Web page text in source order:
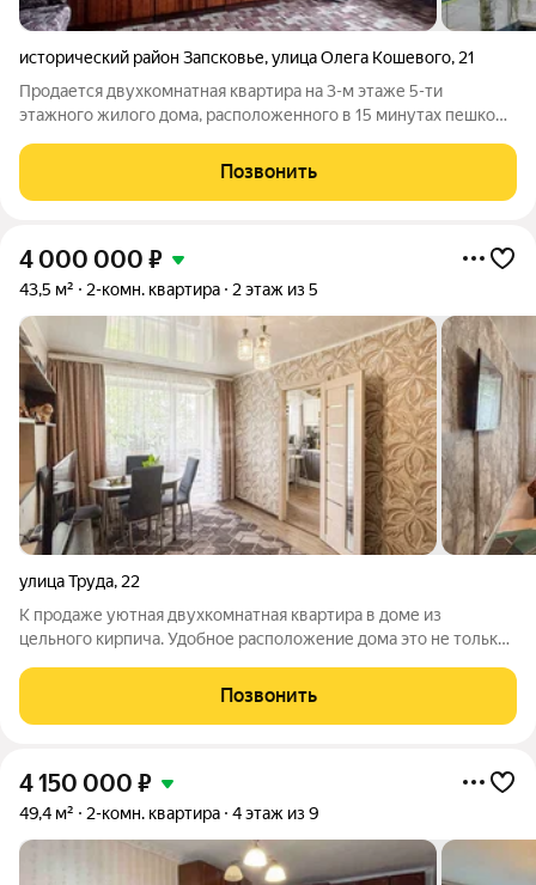
исторический район Запсковье,улица Олега Кошевого, 21
Продается двухкомнатная квартира на 3-м этаже 5-ти
этажного жилого дома, расположенного в 15 минутах пешком
достопримечательностей. Квартира светлая и теплая,
установлены новые батареи отопления и счетчики, в
Позвонить
4 000 000 ₽
43,5 м² 2-комн. квартира 2 этаж из 5
улица Труда, 22
К продаже уютная двухкомнатная квартира в доме из
цельного кирпича. Удобное расположение дома это не только
развитая инфраструктура вокруг. В шаговой доступности
находятся магазины, школы,
Позвонить
4 150 000 ₽
49,4 м² 2-комн. квартира 4 этаж из 9